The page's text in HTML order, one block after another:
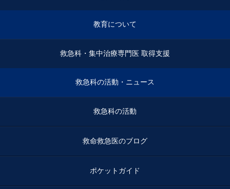
教育について
救急科・集中治療専門医 取得支援
救急科の活動・ニュース
救急科の活動
救命救急医のブログ
ポケットガイド